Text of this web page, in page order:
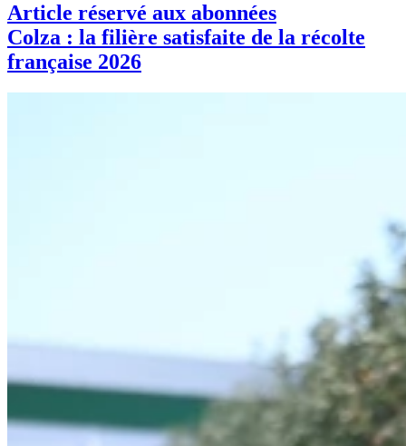
Article réservé aux abonnées
Colza : la filière satisfaite de la récolte
française 2026